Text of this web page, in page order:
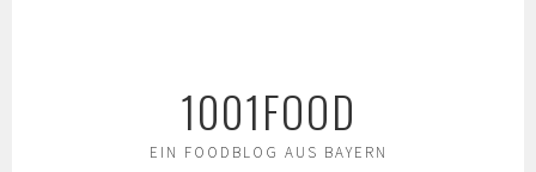
1001FOOD
EIN FOODBLOG AUS BAYERN